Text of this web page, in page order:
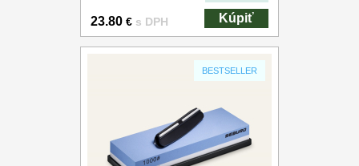
23.80 € s DPH Kúpiť
BESTSELLER